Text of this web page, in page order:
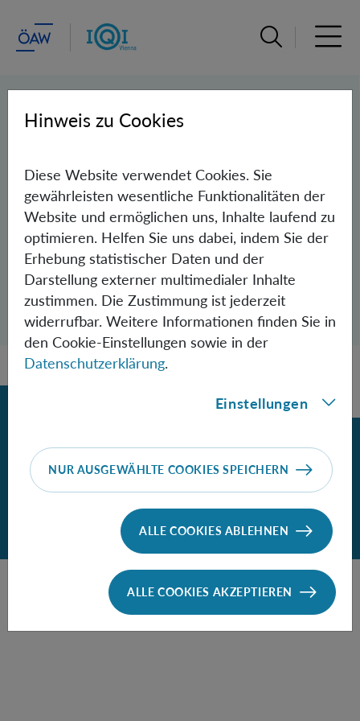
Suchleiste
Groups
Junior Groups
Independent Research Groups
Administration
Impressum Datenschutz Cookie-Einstellungen
Barrierefreiheit
Hinweis zu Cookies
Diese Website verwendet Cookies. Sie
gewährleisten wesentliche Funktionalitäten der
Website und ermöglichen uns, Inhalte laufend zu
optimieren. Helfen Sie uns dabei, indem Sie der
Erhebung statistischer Daten und der
Darstellung externer multimedialer Inhalte
zustimmen. Die Zustimmung ist jederzeit
widerrufbar. Weitere Informationen finden Sie in
den Cookie-Einstellungen sowie in der
Datenschutzerklärung.
Einstellungen
NUR AUSGEWÄHLTE COOKIES SPEICHERN
ALLE COOKIES ABLEHNEN
ALLE COOKIES AKZEPTIEREN